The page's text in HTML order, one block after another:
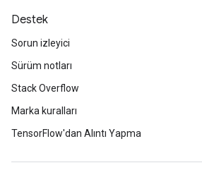
Destek
Sorun izleyici
Sürüm notları
Stack Overflow
Marka kuralları
TensorFlow'dan Alıntı Yapma